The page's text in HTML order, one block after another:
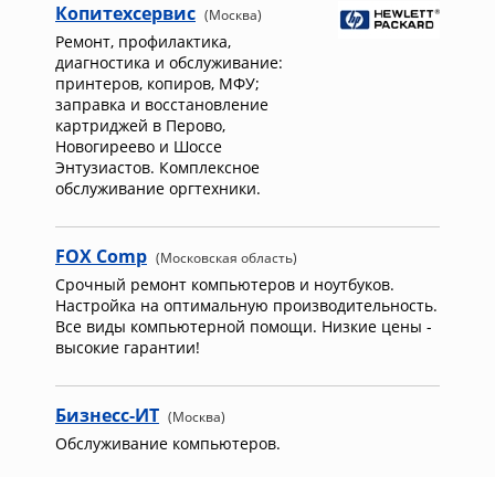
Копитехсервис (Москва)
Ремонт, профилактика,
диагностика и обслуживание:
принтеров, копиров, МФУ;
заправка и восстановление
картриджей в Перово,
Новогиреево и Шоссе
Энтузиастов. Комплексное
обслуживание оргтехники.
FOX Comp (Московская область)
Срочный ремонт компьютеров и ноутбуков.
Настройка на оптимальную производительность.
Все виды компьютерной помощи. Низкие цены -
высокие гарантии!
Бизнесс-ИТ (Москва)
Обслуживание компьютеров.